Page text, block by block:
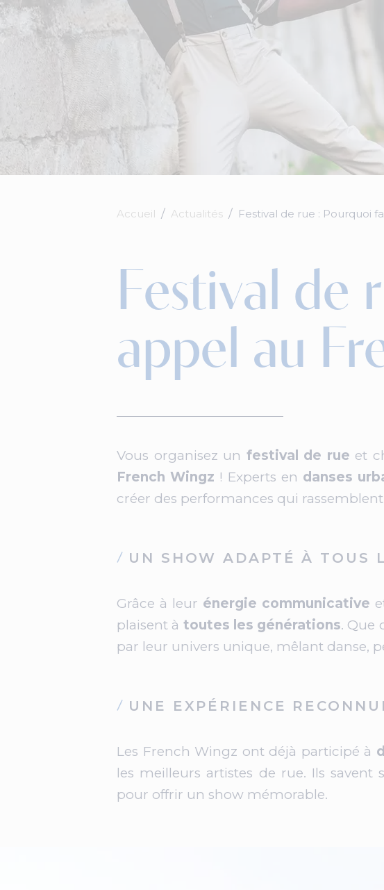
Accueil Actualités Festival de rue : Pourquoi
Festival de
appel au
Vous organisez un festival de rue et
French Wingz ! Experts en danses
créer des performances qui
UN SHOW ADAPTÉ À TOUS
Grâce à leur énergie communicative
plaisent à toutes les générations. Que
par leur univers unique, mêlant danse,
UNE EXPÉRIENCE
Les French Wingz ont déjà participé à
les meilleurs artistes de rue. Ils savent
pour offrir un show mémorable.